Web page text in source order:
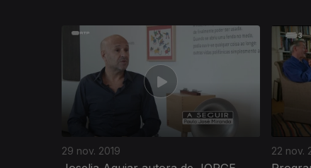
29 nov. 2019 22 nov.